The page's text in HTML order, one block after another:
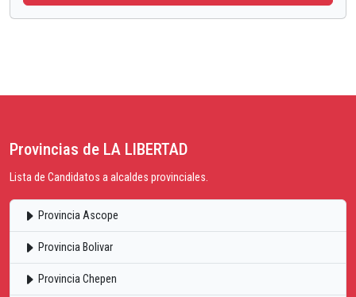
Provincias de LA LIBERTAD
Lista de Candidatos a alcaldes provinciales.
Provincia Ascope
Provincia Bolivar
Provincia Chepen